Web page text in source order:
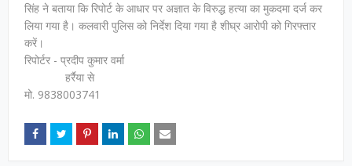
सिंह ने बताया कि रिपोर्ट के आधार पर अज्ञात के विरुद्ध हत्या का मुकदमा दर्ज कर
लिया गया है। कलवारी पुलिस को निर्देश दिया गया है शीघ्र आरोपी को गिरफ्तार
करें।
रिपोर्टर - प्रदीप कुमार वर्मा
हर्रैया से
मो. 9838003741